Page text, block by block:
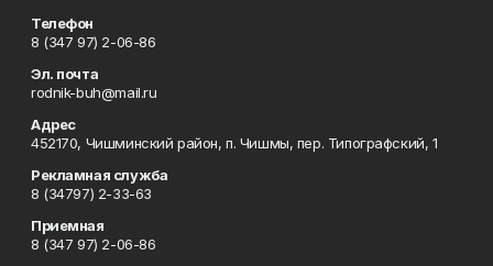
Телефон
8 (347 97) 2-06-86
Эл. почта
rodnik-buh@mail.ru
Адрес
452170, Чишминский район, п. Чишмы, пер. Типографский, 1
Рекламная служба
8 (34797) 2-33-63
Приемная
8 (347 97) 2-06-86